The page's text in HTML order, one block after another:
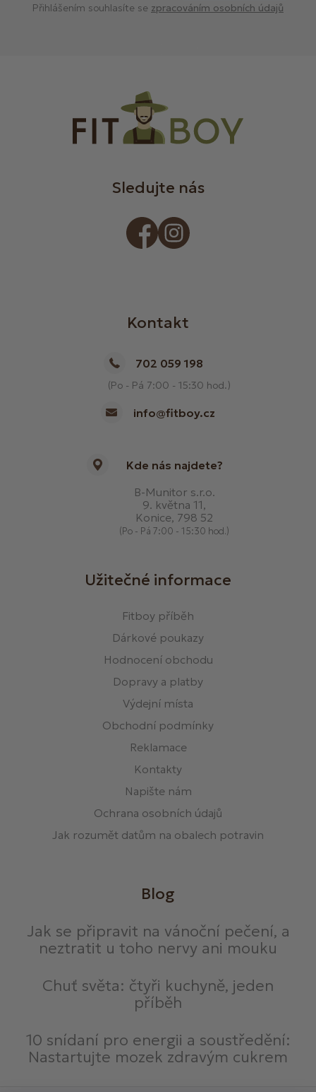
Přihlášením souhlasíte se zpracováním osobních údajů
Sledujte nás
Kontakt
702 059 198
(Po - Pá 7:00 - 15:30 hod.)
info@fitboy.cz
Kde nás najdete?
B-Munitor s.r.o.
9. května 11,
Konice, 798 52
(Po - Pá 7:00 - 15:30 hod.)
Užitečné informace
Fitboy příběh
Dárkové poukazy
Hodnocení obchodu
Dopravy a platby
Výdejní místa
Obchodní podmínky
Reklamace
Kontakty
Napište nám
Ochrana osobních údajů
Jak rozumět datům na obalech potravin
Blog
Jak se připravit na vánoční pečení, a
neztratit u toho nervy ani mouku
Chuť světa: čtyři kuchyně, jeden
příběh
10 snídaní pro energii a soustředění:
Nastartujte mozek zdravým cukrem